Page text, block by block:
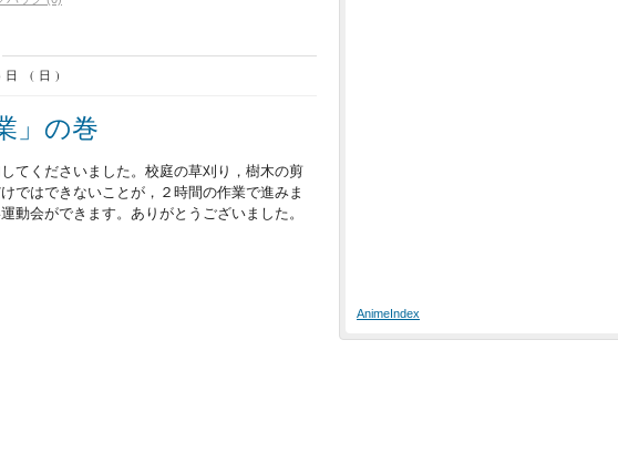
日 (日)
」の巻
てくださいました。校庭の草刈り，樹木の剪
ではできないことが，２時間の作業で進みま
動会ができます。ありがとうございました。
AnimeIndex